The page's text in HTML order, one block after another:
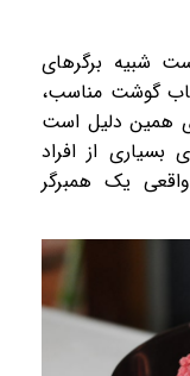
شبیه برگرهای
گوشت مناسب،
همین دلیل است
از افراد
یک همبرگر